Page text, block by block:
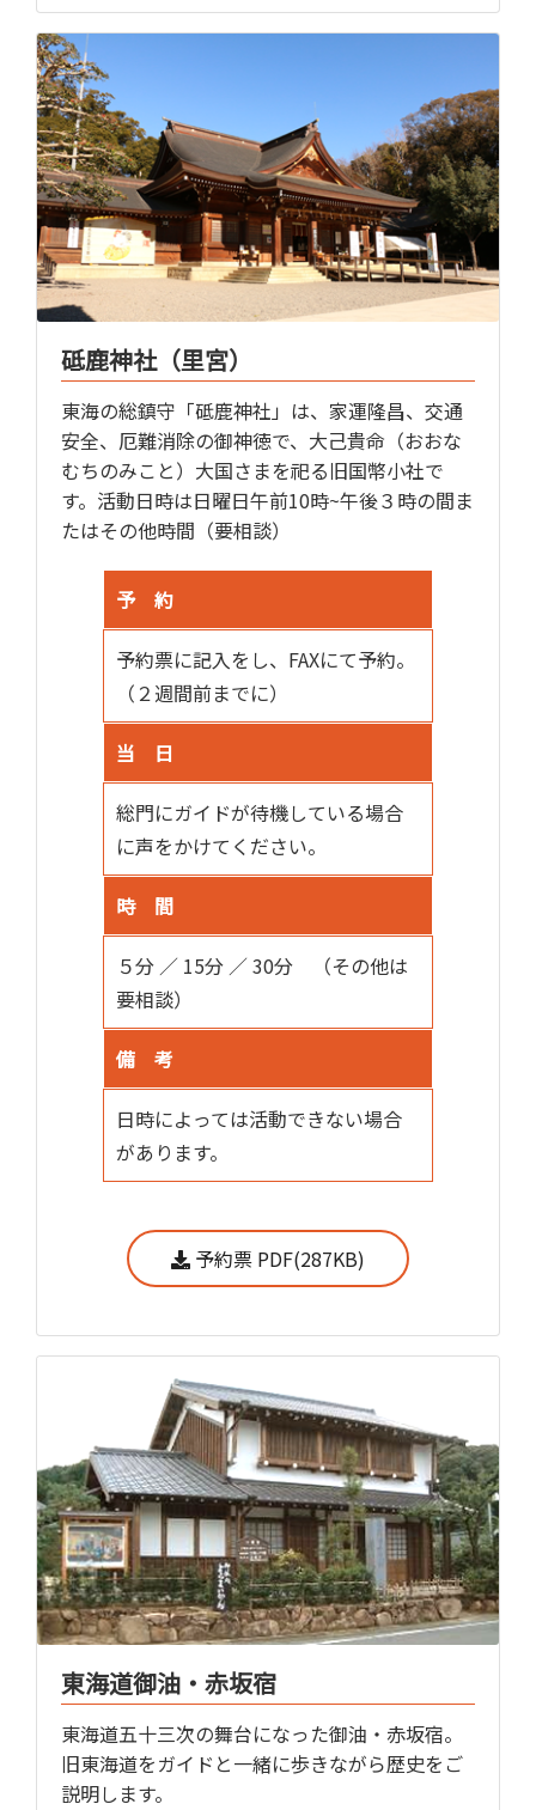
砥鹿神社（里宮）
東海の総鎮守「砥鹿神社」は、家運隆昌、交通
安全、厄難消除の御神徳で、大己貴命（おおな
むちのみこと）大国さまを祀る旧国幣小社で
す。活動日時は日曜日午前10時~午後３時の間ま
たはその他時間（要相談）
予 約
予約票に記入をし、FAXにて予約。
（２週間前までに）
当 日
総門にガイドが待機している場合
に声をかけてください。
時 間
５分 ／ 15分 ／ 30分 （その他は
要相談）
備 考
日時によっては活動できない場合
があります。
予約票 PDF(287KB)
東海道御油・赤坂宿
東海道五十三次の舞台になった御油・赤坂宿。
旧東海道をガイドと一緒に歩きながら歴史をご
説明します。